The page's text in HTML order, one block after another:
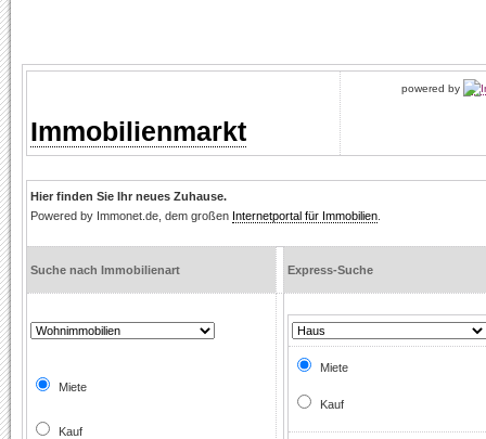
Immobilienmarkt
powered by
Hier finden Sie Ihr neues Zuhause.
Powered by Immonet.de, dem großen Internetportal für Immobilien
Suche nach Immobilienart Express-Suche
Miete
Kauf
Miete
Kauf